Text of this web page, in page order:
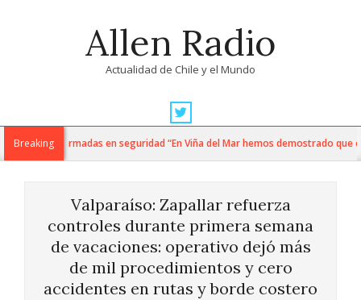
Allen Radio
Actualidad de Chile y el Mundo
Navigation
MenuBreaking
y fuerzas armadas en seguridad “En Viña del Mar hemos demostrado que
Valparaíso: Zapallar refuerza
controles durante primera semana
de vacaciones: operativo dejó más
de mil procedimientos y cero
accidentes en rutas y borde costero